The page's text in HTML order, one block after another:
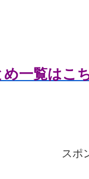
一覧はこ
スポ